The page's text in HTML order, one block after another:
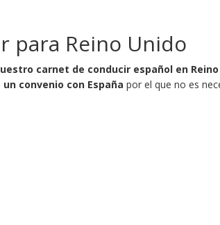
para Reino Unido
carnet de conducir español en Reino
convenio con España por el que no es